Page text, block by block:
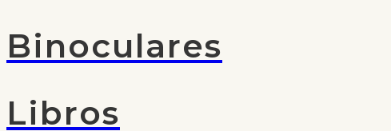
Binoculares
Libros